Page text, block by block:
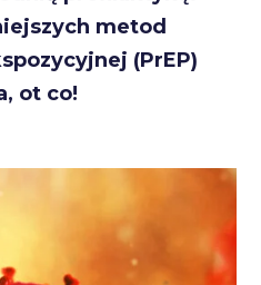
metod
(PrEP)
ot co!